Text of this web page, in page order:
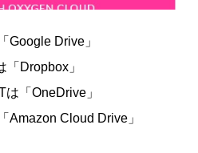
Google Drive」
Dropbox」
「OneDrive」
Amazon Cloud Drive」